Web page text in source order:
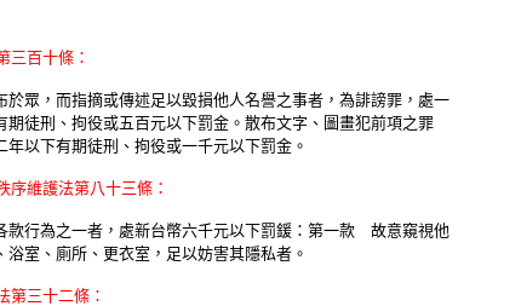
三百十條：
於眾，而指摘或傳述足以毀損他人名譽之事者，為誹謗罪，處一
期徒刑、拘役或五百元以下罰金。散布文字、圖畫犯前項之罪
年以下有期徒刑、拘役或一千元以下罰金。
序維護法第八十三條：
款行為之一者，處新台幣六千元以下罰鍰：第一款 故意窺視他
浴室、廁所、更衣室，足以妨害其隱私者。
第三十二條：